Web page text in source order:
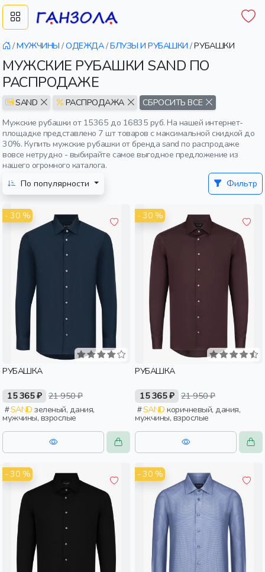
/МУЖЧИНЫ /ОДЕЖДА/БЛУЗЫ И РУБАШКИ /РУБАШКИ
МУЖСКИЕ РУБАШКИ SAND ПО
РАСПРОДАЖЕ
SAND РАСПРОДАЖА
СБРОСИТЬ ВСЕ
Мужские рубашки от 15365 до 16835 руб. На нашей интернет-
площадке представлено 7 шт товаров с максимальной скидкой до
30%. Купить мужские рубашки от бренда sand по распродаже
вовсе нетрудно - выбирайте самое выгодное предложение из
нашего огромного каталога.
По популярности
Фильтр
- 30 %
РУБАШКА
15 365 ₽ 21 950 ₽
SAND зеленый, дания,
мужчины, взрослые
- 30 %
РУБАШКА
15 365 ₽ 21 950 ₽
SAND коричневый, дания,
мужчины, взрослые
- 30 % - 30 %